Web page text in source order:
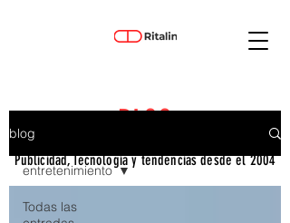
BLOG
Publicidad, Tecnología y tendencias desde el 2004
blog
Todas las
entretenimiento